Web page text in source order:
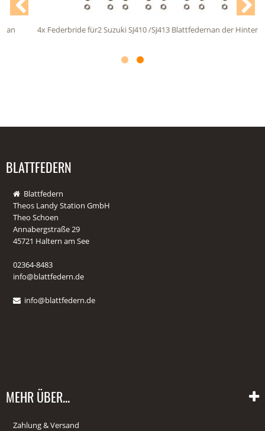
4x Federbride für2 Suzuki SJ410 /SJ413 Blattfedernan der Hinterachse
BLATTFEDERN
Blattfedern
Theos Landy Station GmbH
Theo Schoen
Annabergstraße 29
45721 Haltern am See
02364-8483
info@blattfedern.de
info@blattfedern.de
MEHR ÜBER...
Zahlung & Versand